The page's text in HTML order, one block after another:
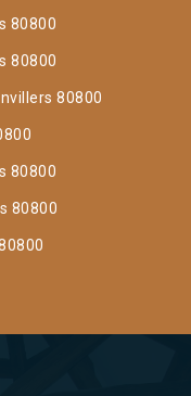
80800
80800
80800
80800
80800